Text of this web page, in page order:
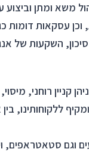
משא ומתן וביצוע
קניין רוחני,
ללקוחותינו,
וגם סטאטראפים,